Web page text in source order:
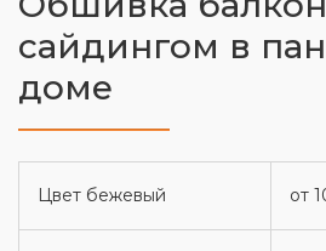
сайдингом в
доме
Цвет бежевый от